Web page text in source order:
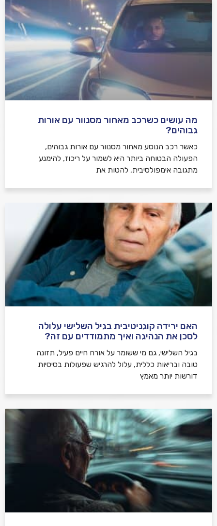
מה עושים כשרכב מאחור מסנוור עם אורות
גבוהים?
כאשר רכב הנוסע מאחור מסנוור עם אורות גבוהים,
הפעולה הבטוחה ביותר היא לשמור על ריכוז, להימנע
מתגובה אימפולסיבית, להטות את
האם ירידה קוגניטיבית בגיל השלישי עלולה
לסכן את הנהיגה ואיך מתמודדים עם זה?
בגיל השלישי, גם מי ששומר על אורח חיים פעיל, תזונה
טובה ובריאות כללית, עלול להרגיש שפעולות בסיסיות
דורשות יותר מאמץ